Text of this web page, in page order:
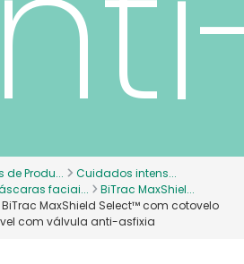
English
Norway
Russia
Sweden
Turkey
de Produ...
Cuidados intens...
faciai...
BiTrac MaxShiel...
MaxShield Select™ com cotovelo
com válvula anti-asfixia